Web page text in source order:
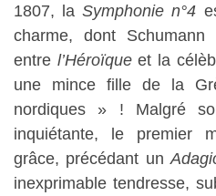
1807, la Symphonie n°4
charme, dont
entre l’Héroïqueet la
une mince fille de la
nordiques » ! Malgré
inquiétante, le premier
grâce, précédant un
inexprimable tendresse,